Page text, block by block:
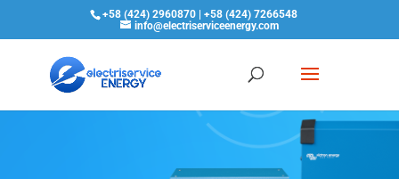
+58 (424) 2960870 | +58 (424) 7266548
info@electriserviceenergy.com